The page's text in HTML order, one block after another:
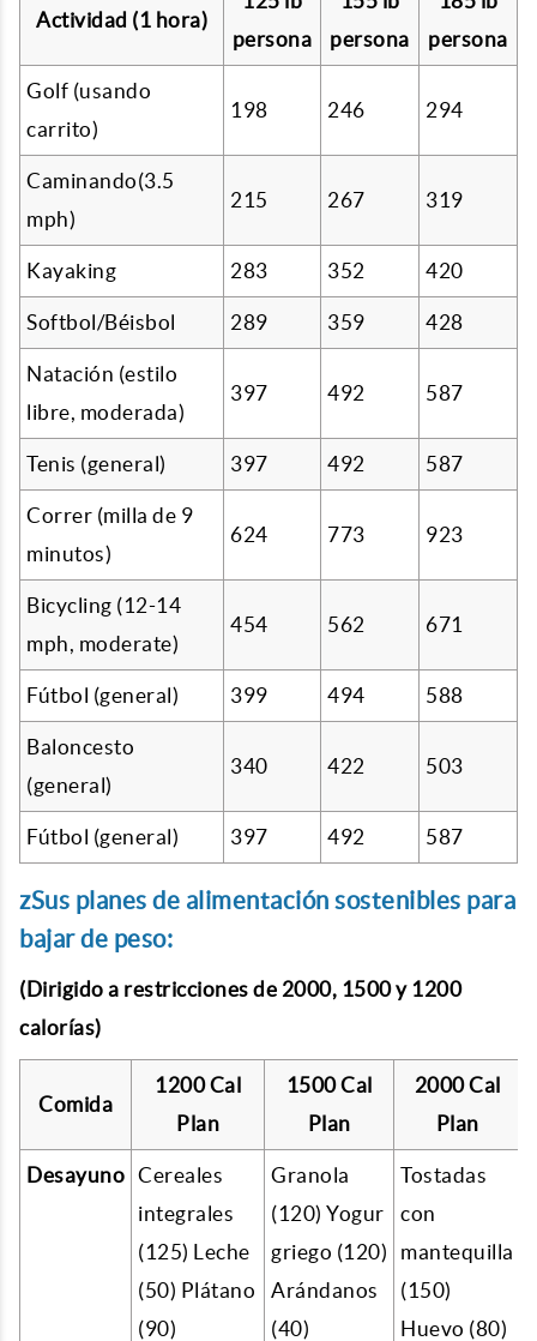
Actividad (1 hora)
persona
persona
persona
Golf (usando
carrito)
198 246 294
Caminando(3.5
mph)
215 267 319
Kayaking 283 352 420
Softbol/Béisbol 289 359 428
Natación (estilo
libre, moderada)
397 492 587
Tenis (general) 397 492 587
Correr (milla de 9
minutos)
624 773 923
Bicycling (12-14
mph, moderate)
454 562 671
Fútbol (general) 399 494 588
Baloncesto
(general)
340 422 503
Fútbol (general) 397 492 587
zSus planes de alimentación sostenibles para
bajar de peso:
(Dirigido a restricciones de 2000, 1500 y 1200
calorías)
Comida
1200 Cal
Plan
1500 Cal
Plan
2000 Cal
Plan
Desayuno Cereales
integrales
(125) Leche
(50) Plátano
(90)
Granola
(120) Yogur
griego (120)
Arándanos
(40)
Tostadas
con
mantequilla
(150)
Huevo (80)